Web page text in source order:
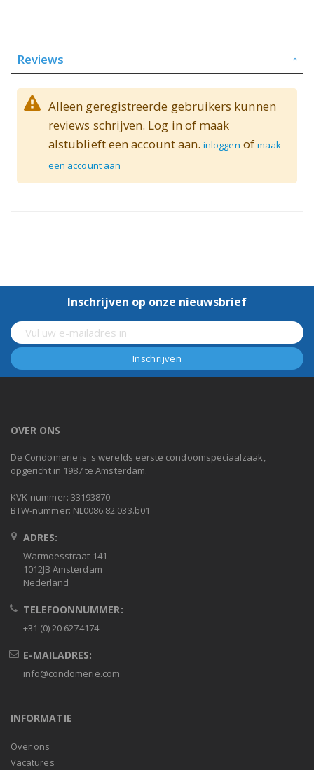
Reviews
Alleen geregistreerde gebruikers kunnen
reviews schrijven. Log in of maak
alstublieft een account aan.inloggen of maak
een account aan
Inschrijven op onze nieuwsbrief
OVER ONS
De Condomerie is 's werelds eerste condoomspeciaalzaak,
opgericht in 1987 te Amsterdam.
KVK-nummer: 33193870
BTW-nummer: NL0086.82.033.b01
ADRES:
Warmoesstraat 141
1012JB Amsterdam
Nederland
TELEFOONNUMMER:
+31 (0) 20 6274174
E-MAILADRES:
info@condomerie.com
INFORMATIE
Over ons
Vacatures